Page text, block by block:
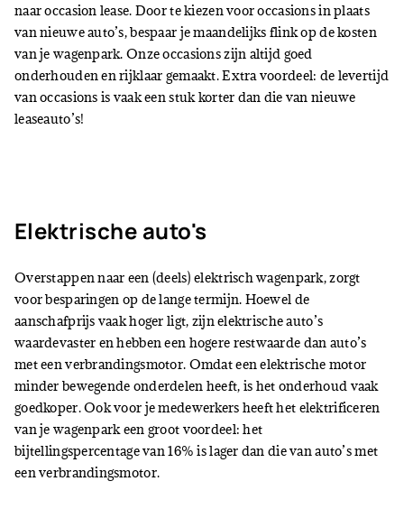
naar occasion lease. Door te kiezen voor occasions in plaats
van nieuwe auto’s, bespaar je maandelijks flink op de kosten
van je wagenpark. Onze occasions zijn altijd goed
onderhouden en rijklaar gemaakt. Extra voordeel: de levertijd
van occasions is vaak een stuk korter dan die van nieuwe
leaseauto’s!
Elektrische auto's
Overstappen naar een (deels) elektrisch wagenpark, zorgt
voor besparingen op de lange termijn. Hoewel de
aanschafprijs vaak hoger ligt, zijn elektrische auto’s
waardevaster en hebben een hogere restwaarde dan auto’s
met een verbrandingsmotor. Omdat een elektrische motor
minder bewegende onderdelen heeft, is het onderhoud vaak
goedkoper. Ook voor je medewerkers heeft het elektrificeren
van je wagenpark een groot voordeel: het
bijtellingspercentage van 16% is lager dan die van auto’s met
een verbrandingsmotor.